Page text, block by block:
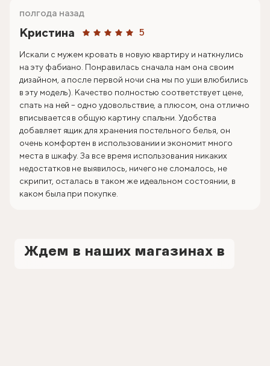
Кристина 5
полгода назад
Искали с мужем кровать в новую квартиру и наткнулись
на эту фабиано. Понравилась сначала нам она своим
дизайном, а после первой ночи сна мы по уши влюбились
в эту модель). Качество полностью соответствует цене,
спать на ней – одно удовольствие, а плюсом, она отлично
вписывается в общую картину спальни. Удобства
добавляет ящик для хранения постельного белья, он
очень комфортен в использовании и экономит много
места в шкафу. За все время использования никаких
недостатков не выявилось, ничего не сломалось, не
скрипит, осталась в таком же идеальном состоянии, в
каком была при покупке.
Ждем в наших магазинах в